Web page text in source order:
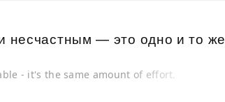
несчастным — это одно и то же
- it's the same amount of effort.